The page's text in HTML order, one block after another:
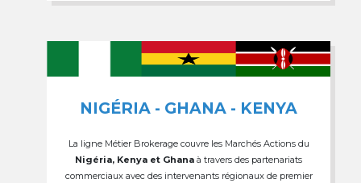
NIGÉRIA - GHANA - KENYA
La ligne Métier Brokerage couvre les Marchés Actions du
Nigéria, Kenya et Ghana à travers des partenariats
commerciaux avec des intervenants régionaux de premier